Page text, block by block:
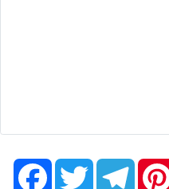
FacebookTwitter